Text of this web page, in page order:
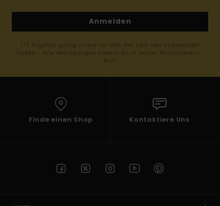
Anmelden
(*) Angebot gültig online für alle, die sich neu angemeldet
haben - Alle Bedingungen findest du in deiner Willkommens-
Mail
Finde einen Shop Kontaktiere Uns